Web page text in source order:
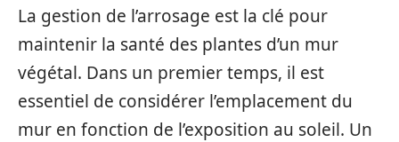
La gestion de l’arrosage est la clé pour
maintenir la santé des plantes d’un mur
végétal. Dans un premier temps, il est
essentiel de considérer l’emplacement du
mur en fonction de l’exposition au soleil. Un